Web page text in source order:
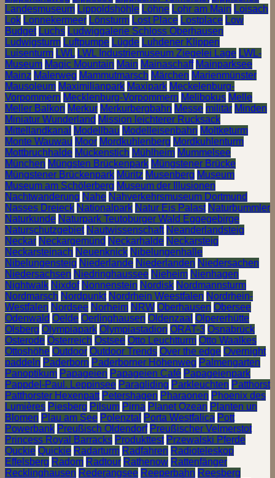
Landesmuseum Lippoldshöhle Löhne Lohr am Main Loisach
Lok Lonnekermeer Lönsturm Lost Place Lostplace Low
Budget Luchs Ludwiggalerie Schloss Oberhausen
Ludwigsturm Luftpumpe Lügde Luhdener Klippen
Luisenturm LWL LWL Industriemuseum Ziegelei Lage LWL-
Museum Magic Mountain Main Mainaschaff Mainparksee
Mainz Malerweg Mammutmarsch Märchen Marienmünster
Mausoleum Maximilianpark Maxipark Meckelenburg-
Vorpommern Mecklenburg-Vorpommern Melibokus Melle
Meller Balkon Merkur Merkurbergbahn Messe militär Minden
Miniatur Wunderland Mission leichterer Rucksack
Mittellandkanal
Modellbau Modelleisenbahn Moltketurm
Monte Wauwau Moor Mordkuhlenberg Mordkuhlenturm
Mottbruchhalde Mückenstich Mühlheim Mummelsee
München Müngsten Brückenpark Müngstener Brücke
Müngstener Brückenpark Müritz Musenberg Museum
Museum am Schölerberg Museum der Illusionen
Nachtwanderung Nahe Nahverkehrsmuseum Dortmund
Nasses Dreieck Nationalpark Natur Eis Palast Naturbummler
Naturkunde Naturpark Teutoburger Wald Eggegebirge
Naturschutzgebiet Nautwissenschaft Neanderlandsteig
Neckar Neckargemünd Neckarhalde Neckarsteig
Neckarsteinach Neuenknick Nibelungenhalle
Nibelungensteig Niederlande Niederlanden Niedersachen
Niedersachsen Niedringhaussee Nieheim Nienhagen
Nightwalk Nixdof Nonnenstein Nordisk Nordmannsturm
Nordmarsch Nordpunkt Nordrhein Weestfalen Nordrhein-
Westfalen Nordsee Norheim NRW Oberhausen Obersee
Odenwald Oelde Oerlinghausen Oldenzaal Olpererhütte
Olsberg Olympiapark Olympiastadion ORAT-3 Osnabrück
Osterode Österreich Ostsee Otto Leuchtturm Otto Waalkes
Ottoshöhe Outdoor Outdoor Trends Over the edge Overnight
paddeln Paderborn Paderborner Höhenweg Palmengarten
Panoptikum Papageien Papageien Café Papageienpark
Pappdel-Paul. Leppinsee Paragliding Parkleuchten Patthorst
Patthorster Hexenpatt Petershagen Pharaonen Phoenix des
Lumières Piesberg Pilsum Pirna Planet Ozean Planten un
Blomen Plau am See Polenztal Porta Westfalica Pott
Powerbank Preußisch Oldendorf Preußischer Velmerstot
Princess Royal Barracks Produkttest Przewalski Pferde
Quckie Quickie Radarturm Radfahren Radioteleskop
Effelsberg Radom Radtour Rathenow Rattenfänger
Recklinghausen Rederangsee Reeperbahn Reesberg